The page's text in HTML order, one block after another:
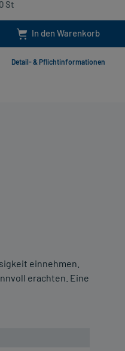
einnehmen.
erachten. Eine
In den Warenkorb
Detail- & Pflichtinformationen